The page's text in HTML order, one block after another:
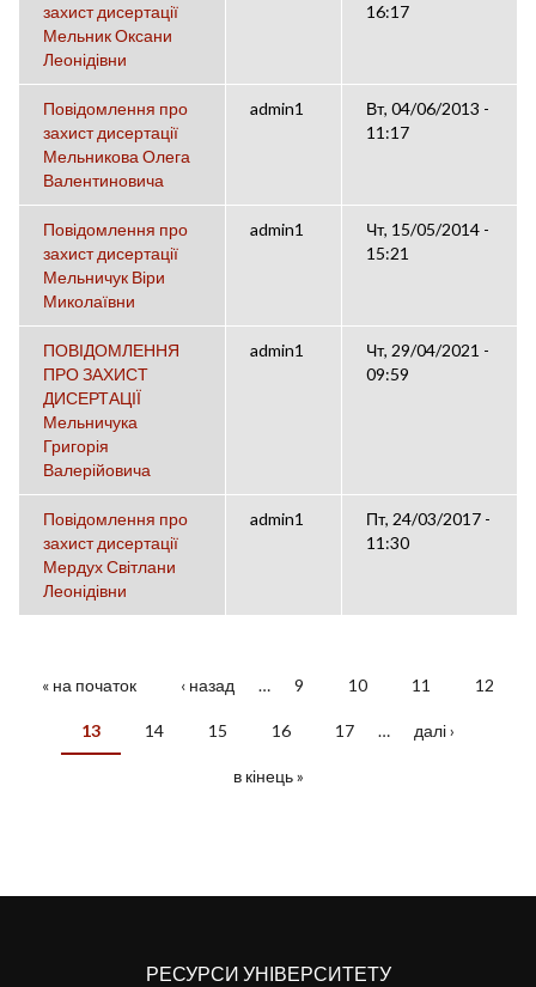
захист дисертації
Мельник Оксани
Леонідівни
16:17
Повідомлення про
захист дисертації
Мельникова Олега
Валентиновича
admin1
Вт, 04/06/2013 -
11:17
Повідомлення про
захист дисертації
Мельничук Віри
Миколаївни
admin1
Чт, 15/05/2014 -
15:21
ПОВІДОМЛЕННЯ
ПРО ЗАХИСТ
ДИСЕРТАЦІЇ
Мельничука
Григорія
Валерійовича
admin1
Чт, 29/04/2021 -
09:59
Повідомлення про
захист дисертації
Мердух Світлани
Леонідівни
admin1
Пт, 24/03/2017 -
11:30
« на початок ‹ назад … 9 10 11 12
13 14 15 16 17 … далі ›
в кінець »
РЕСУРСИ УНІВЕРСИТЕТУ